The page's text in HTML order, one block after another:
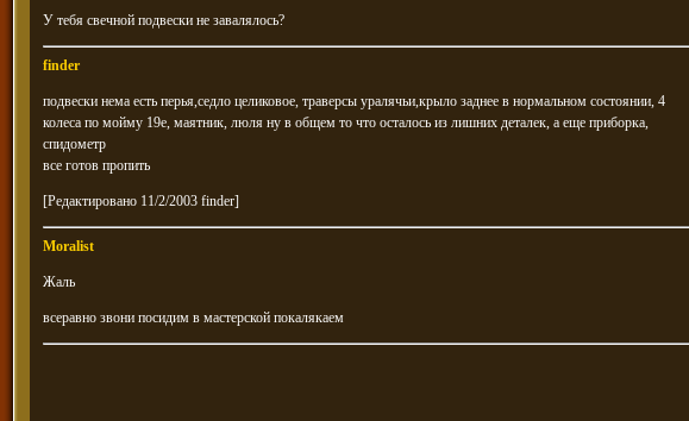
У тебя свечной подвески не завалялось?
finder
подвески нема есть перья,седло целиковое, траверсы уралячьи,крыло заднее в нормальном состоянии, 4
колеса по мойму 19е, маятник, люля ну в общем то что осталось из лишних деталек, а еще приборка,
спидометр
все готов пропить
[Редактировано 11/2/2003 finder]
Moralist
Жаль
всеравно звони посидим в мастерской покалякаем